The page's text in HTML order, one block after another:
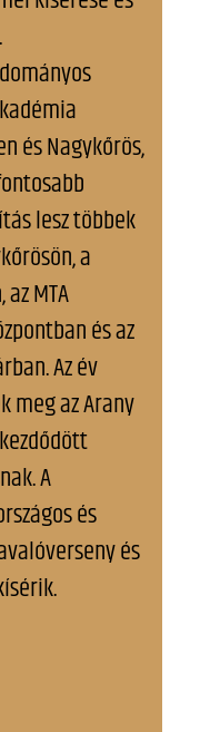
és Nagykőrös,
lesz többek
a
MTA
és az
Az év
meg az Arany
A
és
és